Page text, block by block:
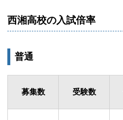
西湘高校の入試倍率
普通
募集数 受験数